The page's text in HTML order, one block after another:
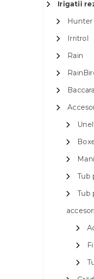
Irigatii
Hunter
Irritrol
Rain
Baccara
Tub
Tub